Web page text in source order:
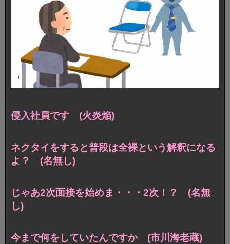
侵入社員です (火炎焔)
ネクタイをすると普段は全裸という解釈になる
よ？ (名無し)
じゃあ2次面接を始めま・・・2次！？ (名無
し)
今まで何をしていたんですか (市川海老蔵)